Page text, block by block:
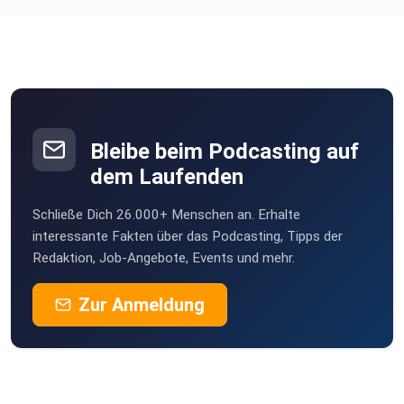
Deine
Beziehungen
„Leben-Lieben-Lassen“ auf Instagram
„Leben-Lieben-Lassen“- Podcast Spotify
„Leben-Lieben-Lassen“- Podcast Apple Podcasts
Bleibe beim Podcasting auf
dem Laufenden
Schließe Dich 26.000+ Menschen an. Erhalte
interessante Fakten über das Podcasting, Tipps der
Redaktion, Job-Angebote, Events und mehr.
Zur Anmeldung